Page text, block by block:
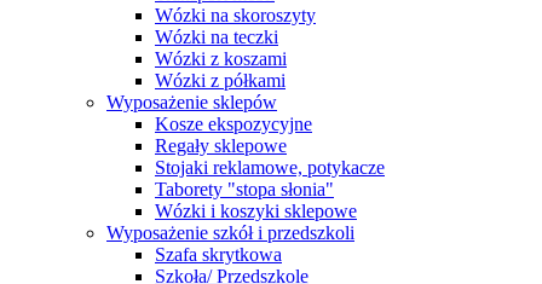
Wózki na skoroszyty
Wózki na teczki
Wózki z koszami
Wózki z półkami
Wyposażenie sklepów
Kosze ekspozycyjne
Regały sklepowe
Stojaki reklamowe, potykacze
Taborety "stopa słonia"
Wózki i koszyki sklepowe
Wyposażenie szkół i przedszkoli
Szafa skrytkowa
Szkoła/ Przedszkole